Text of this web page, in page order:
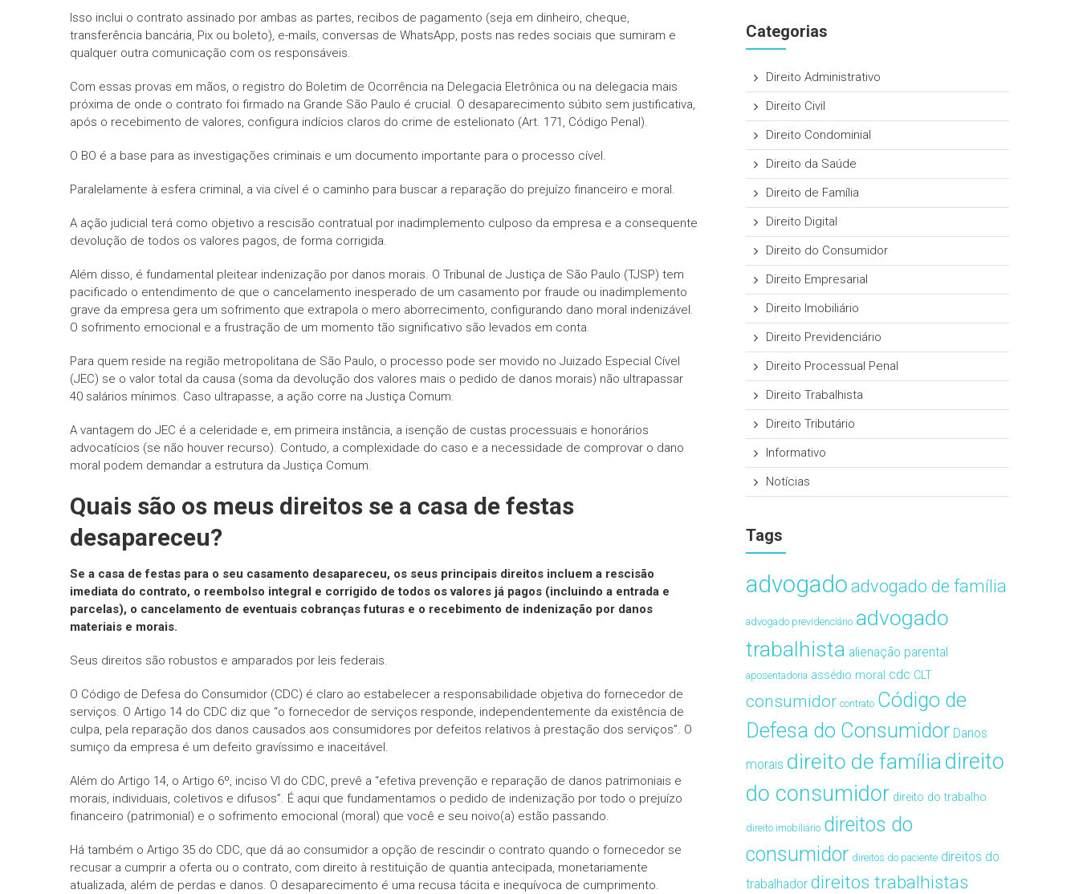
Isso inclui o contrato assinado por ambas as partes, recibos de pagamento (seja em dinheiro, cheque,
transferência bancária, Pix ou boleto), e-mails, conversas de WhatsApp, posts nas redes sociais que sumiram e
qualquer outra comunicação com os responsáveis.
Com essas provas em mãos, o registro do Boletim de Ocorrência na Delegacia Eletrônica ou na delegacia mais
próxima de onde o contrato foi firmado na Grande São Paulo é crucial. O desaparecimento súbito sem justificativa,
após o recebimento de valores, configura indícios claros do crime de estelionato (Art. 171, Código Penal).
O BO é a base para as investigações criminais e um documento importante para o processo cível.
Paralelamente à esfera criminal, a via cível é o caminho para buscar a reparação do prejuízo financeiro e moral.
A ação judicial terá como objetivo a rescisão contratual por inadimplemento culposo da empresa e a consequente
devolução de todos os valores pagos, de forma corrigida.
Além disso, é fundamental pleitear indenização por danos morais. O Tribunal de Justiça de São Paulo (TJSP) tem
pacificado o entendimento de que o cancelamento inesperado de um casamento por fraude ou inadimplemento
grave da empresa gera um sofrimento que extrapola o mero aborrecimento, configurando dano moral indenizável.
O sofrimento emocional e a frustração de um momento tão significativo são levados em conta.
Para quem reside na região metropolitana de São Paulo, o processo pode ser movido no Juizado Especial Cível
(JEC) se o valor total da causa (soma da devolução dos valores mais o pedido de danos morais) não ultrapassar
40 salários mínimos. Caso ultrapasse, a ação corre na Justiça Comum.
A vantagem do JEC é a celeridade e, em primeira instância, a isenção de custas processuais e honorários
advocatícios (se não houver recurso). Contudo, a complexidade do caso e a necessidade de comprovar o dano
moral podem demandar a estrutura da Justiça Comum.
Quais são os meus direitos se a casa de festas
desapareceu?
Se a casa de festas para o seu casamento desapareceu, os seus principais direitos incluem a rescisão
imediata do contrato, o reembolso integral e corrigido de todos os valores já pagos (incluindo a entrada e
parcelas), o cancelamento de eventuais cobranças futuras e o recebimento de indenização por danos
materiais e morais.
Seus direitos são robustos e amparados por leis federais.
O Código de Defesa do Consumidor (CDC) é claro ao estabelecer a responsabilidade objetiva do fornecedor de
serviços. O Artigo 14 do CDC diz que “o fornecedor de serviços responde, independentemente da existência de
culpa, pela reparação dos danos causados aos consumidores por defeitos relativos à prestação dos serviços”. O
sumiço da empresa é um defeito gravíssimo e inaceitável.
Além do Artigo 14, o Artigo 6º, inciso VI do CDC, prevê a “efetiva prevenção e reparação de danos patrimoniais e
morais, individuais, coletivos e difusos”. É aqui que fundamentamos o pedido de indenização por todo o prejuízo
financeiro (patrimonial) e o sofrimento emocional (moral) que você e seu noivo(a) estão passando.
Há também o Artigo 35 do CDC, que dá ao consumidor a opção de rescindir o contrato quando o fornecedor se
recusar a cumprir a oferta ou o contrato, com direito à restituição de quantia antecipada, monetariamente
atualizada, além de perdas e danos. O desaparecimento é uma recusa tácita e inequívoca de cumprimento.
Categorias
Direito Administrativo
Direito Civil
Direito Condominial
Direito da Saúde
Direito de Família
Direito Digital
Direito do Consumidor
Direito Empresarial
Direito Imobiliário
Direito Previdenciário
Direito Processual Penal
Direito Trabalhista
Direito Tributário
Informativo
Notícias
Tags
advogado advogado de família
advogado previdenciário advogado
trabalhista alienação parental
aposentadoria assédio moral cdc CLT
consumidor contrato Código de
Defesa do Consumidor Danos
morais direito de famíliadireito
do consumidor direito do trabalho
direito imobiliário direitos do
consumidor direitos do paciente direitos do
trabalhador direitos trabalhistas